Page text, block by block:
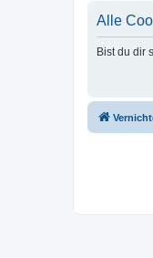
Alle
Bist du dir